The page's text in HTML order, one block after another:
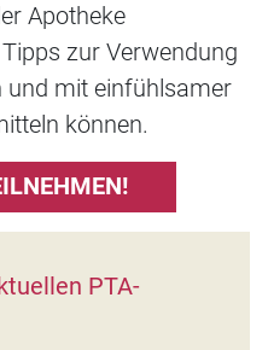
Apotheke
zur Verwendung
und mit einfühlsamer
können.
PTA-